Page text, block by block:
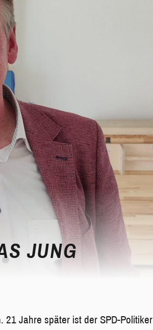
JUNG
21 Jahre später ist der SPD-Politiker